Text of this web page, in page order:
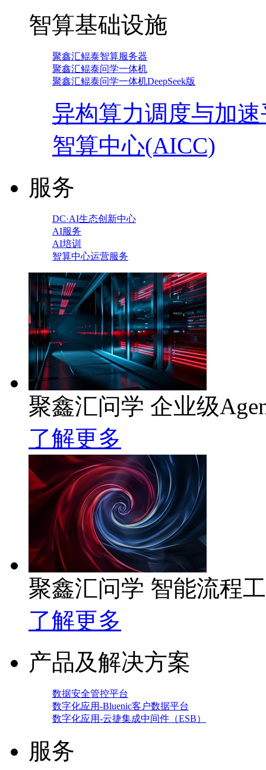
智算基础设施
聚鑫汇鲲泰智算服务器
聚鑫汇鲲泰问学一体机
聚鑫汇鲲泰问学一体机DeepSeek版
异构算力调度与加
智算中心(AICC)
服务
DC·AI生态创新中心
AI服务
AI培训
智算中心运营服务
聚鑫汇问学 企业级
了解更多
聚鑫汇问学 智能流程
了解更多
产品及解决方案
数据安全管控平台
数字化应用-Bluenic客户数据平台
数字化应用-云捷集成中间件（ESB）
服务